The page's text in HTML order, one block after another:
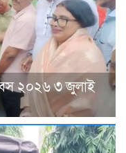
২০২৬ ৩ জুলাই